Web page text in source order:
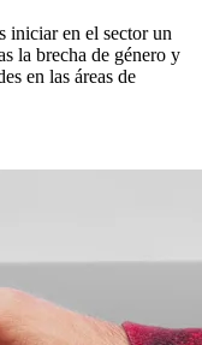
iniciar en el sector un
la brecha de género y
en las áreas de